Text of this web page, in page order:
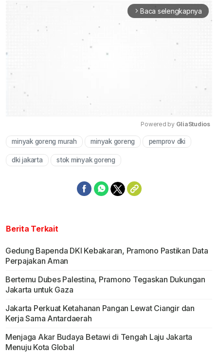
arrow_forward_ios Baca selengkapnya
Mute
Powered by GliaStudios
minyak goreng murah minyak goreng pemprov dki
dki jakarta stok minyak goreng
Berita Terkait
Gedung Bapenda DKI Kebakaran, Pramono Pastikan Data
Perpajakan Aman
Bertemu Dubes Palestina, Pramono Tegaskan Dukungan
Jakarta untuk Gaza
Jakarta Perkuat Ketahanan Pangan Lewat Ciangir dan
Kerja Sama Antardaerah
Menjaga Akar Budaya Betawi di Tengah Laju Jakarta
Menuju Kota Global